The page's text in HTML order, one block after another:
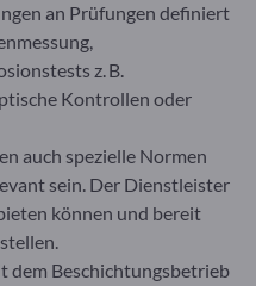
an Prüfungen definiert
z. B.
Kontrollen oder
auch spezielle Normen
sein. Der Dienstleister
können und bereit
dem Beschichtungsbetrieb